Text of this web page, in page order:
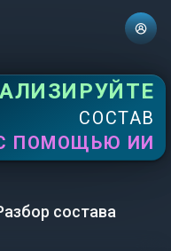
СОСТАВ
ПОМОЩЬЮ ИИ
состава